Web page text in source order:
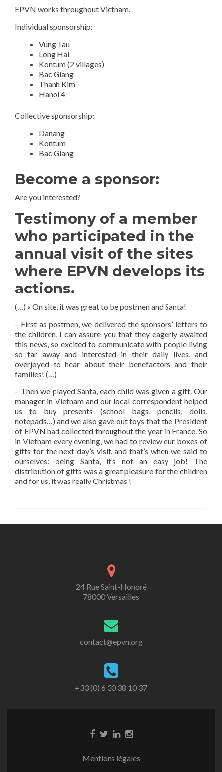
EPVN works throughout Vietnam.
Individual sponsorship:
Vung Tau
Long Hai
Kontum (2 villages)
Bac Giang
Thanh Kim
Hanoi 4
Collective sponsorship:
Danang
Kontum
Bac Giang
Become a sponsor:
Are you interested?
Testimony of a member
who participated in the
annual visit of the sites
where EPVN develops its
actions.
(…) « On site, it was great to be postmen and Santa!
– First as postmen, we delivered the sponsors’ letters to
the children. I can assure you that they eagerly awaited
this news, so excited to communicate with people living
so far away and interested in their daily lives, and
overjoyed to hear about their benefactors and their
families! (…)
– Then we played Santa, each child was given a gift. Our
manager in Vietnam and our local correspondent helped
us to buy presents (school bags, pencils, dolls,
notepads…) and we also gave out toys that the President
of EPVN had collected throughout the year in France. So
in Vietnam every evening, we had to review our boxes of
gifts for the next day’s visit, and that’s when we said to
ourselves: being Santa, it’s not an easy job! The
distribution of gifts was a great pleasure for the children
and for us, it was really Christmas !
24 Rue Saint-Honoré
78000 Versailles
contact@epvn.org
+33 (0) 6 30 38 10 37
Mentions légales